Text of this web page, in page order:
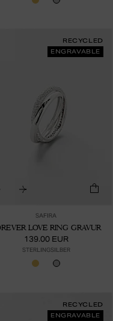
RECYCLED
ENGRAVABLE
SAFIRA
LOVE RING GRAVUR
139.00 EUR
STERLINGSILBER
RECYCLED
ENGRAVABLE